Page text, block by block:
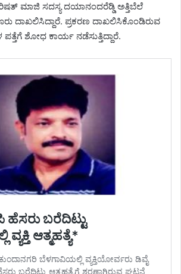
ಮಾಜಿ ಸದಸ್ಯ ದಯಾನಂದರೆಡ್ಡಿ ಅತ್ತಿಬೆಲೆ
ದಾಖಲಿಸಿದ್ದಾರೆ. ಪ್ರಕರಣ ದಾಖಲಿಸಿಕೊಂಡಿರುವ
ಶೋಧ ಕಾರ್ಯ ನಡೆಸುತ್ತಿದ್ದಾರೆ.